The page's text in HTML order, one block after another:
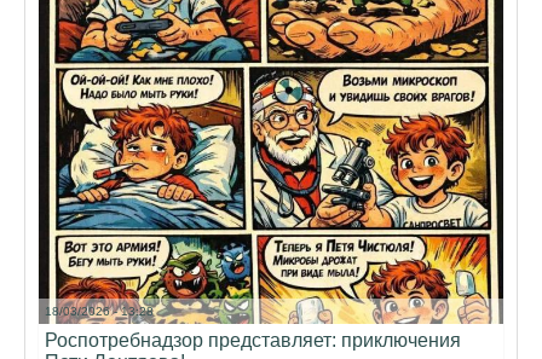
18/03/2026 - 13:28
Роспотребнадзор представляет: приключения